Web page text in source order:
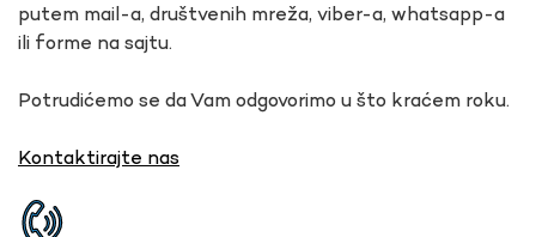
putem mail-a, društvenih mreža, viber-a, whatsapp-a
ili forme na sajtu.
Potrudićemo se da Vam odgovorimo u što kraćem roku.
Kontaktirajte nas